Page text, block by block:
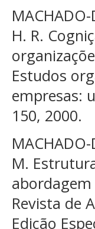
MACHADO-
H. R.
Estudos
empresas:
150, 2000.
MACHADO-
M.
abordagem
Revista de
Edição